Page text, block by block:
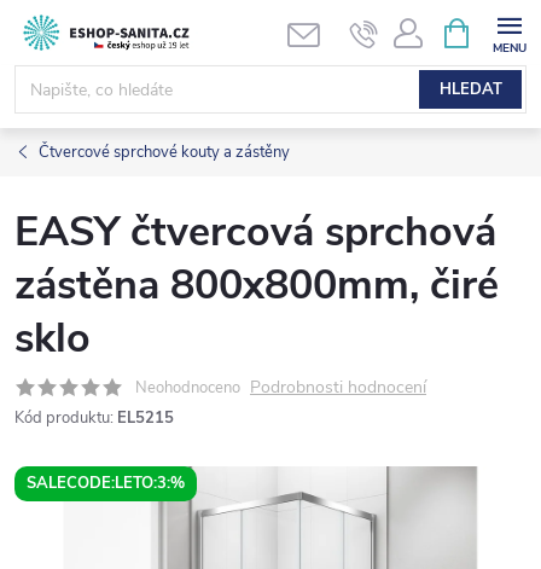
Přejít
obsah
HLEDAT
NÁKUPNÍ
KOŠÍK
Čtvercové sprchové kouty a zástěny
EASY čtvercová sprchová
zástěna 800x800mm, čiré
sklo
Neohodnoceno Podrobnosti hodnocení
Kód produktu: EL5215
SALECODE:LETO:3:%